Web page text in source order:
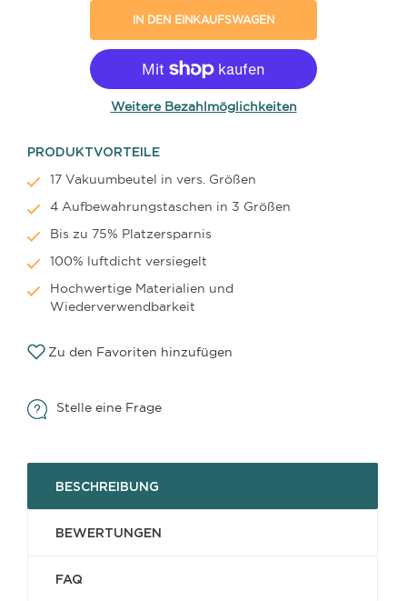
IN DEN EINKAUFSWAGEN
Weitere Bezahlmöglichkeiten
PRODUKTVORTEILE
17 Vakuumbeutel in vers. Größen
4 Aufbewahrungstaschen in 3 Größen
Bis zu 75% Platzersparnis
100% luftdicht versiegelt
Hochwertige Materialien und
Wiederverwendbarkeit
Zu den Favoriten hinzufügen
Stelle eine Frage
BESCHREIBUNG
BEWERTUNGEN
FAQ